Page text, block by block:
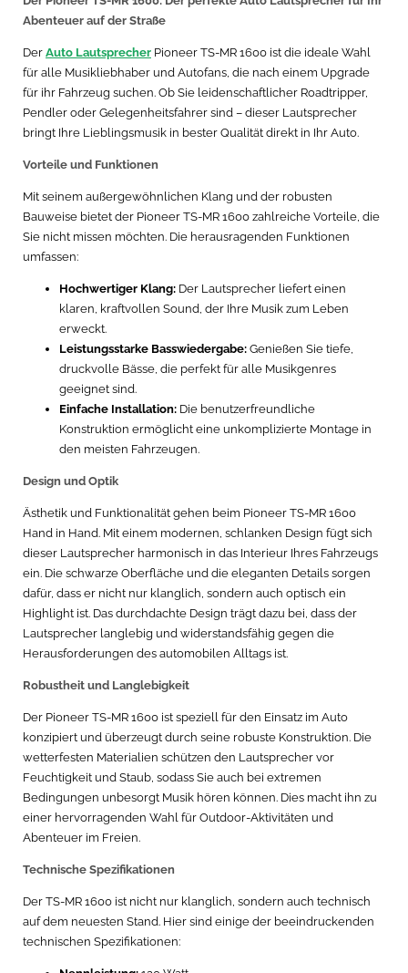
Abenteuer auf der Straße
Der Auto Lautsprecher Pioneer TS-MR 1600 ist die ideale Wahl
für alle Musikliebhaber und Autofans, die nach einem Upgrade
für ihr Fahrzeug suchen. Ob Sie leidenschaftlicher Roadtripper,
Pendler oder Gelegenheitsfahrer sind – dieser Lautsprecher
bringt Ihre Lieblingsmusik in bester Qualität direkt in Ihr Auto.
Vorteile und Funktionen
Mit seinem außergewöhnlichen Klang und der robusten
Bauweise bietet der Pioneer TS-MR 1600 zahlreiche Vorteile, die
Sie nicht missen möchten. Die herausragenden Funktionen
umfassen:
Hochwertiger Klang: Der Lautsprecher liefert einen
klaren, kraftvollen Sound, der Ihre Musik zum Leben
erweckt.
Leistungsstarke Basswiedergabe: Genießen Sie tiefe,
druckvolle Bässe, die perfekt für alle Musikgenres
geeignet sind.
Einfache Installation: Die benutzerfreundliche
Konstruktion ermöglicht eine unkomplizierte Montage in
den meisten Fahrzeugen.
Design und Optik
Ästhetik und Funktionalität gehen beim Pioneer TS-MR 1600
Hand in Hand. Mit einem modernen, schlanken Design fügt sich
dieser Lautsprecher harmonisch in das Interieur Ihres Fahrzeugs
ein. Die schwarze Oberfläche und die eleganten Details sorgen
dafür, dass er nicht nur klanglich, sondern auch optisch ein
Highlight ist. Das durchdachte Design trägt dazu bei, dass der
Lautsprecher langlebig und widerstandsfähig gegen die
Herausforderungen des automobilen Alltags ist.
Robustheit und Langlebigkeit
Der Pioneer TS-MR 1600 ist speziell für den Einsatz im Auto
konzipiert und überzeugt durch seine robuste Konstruktion. Die
wetterfesten Materialien schützen den Lautsprecher vor
Feuchtigkeit und Staub, sodass Sie auch bei extremen
Bedingungen unbesorgt Musik hören können. Dies macht ihn zu
einer hervorragenden Wahl für Outdoor-Aktivitäten und
Abenteuer im Freien.
Technische Spezifikationen
Der TS-MR 1600 ist nicht nur klanglich, sondern auch technisch
auf dem neuesten Stand. Hier sind einige der beeindruckenden
technischen Spezifikationen: